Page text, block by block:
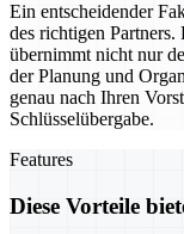
Ein entscheidender
des richtigen Partners.
übernimmt nicht nur
der Planung und
genau nach Ihren
Schlüsselübergabe.
Features
Diese Vorteile